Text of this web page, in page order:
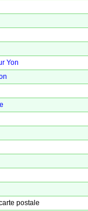
Yon
postale